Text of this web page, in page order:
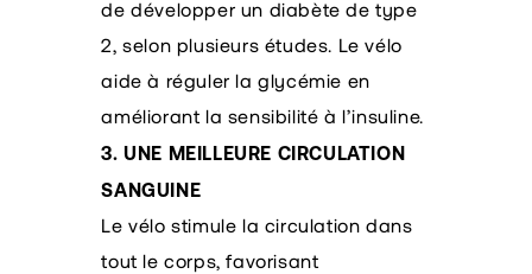
de développer un diabète de type
2, selon plusieurs études. Le vélo
aide à réguler la glycémie en
améliorant la sensibilité à l’insuline.
3. UNE MEILLEURE CIRCULATION
SANGUINE
Le vélo stimule la circulation dans
tout le corps, favorisant